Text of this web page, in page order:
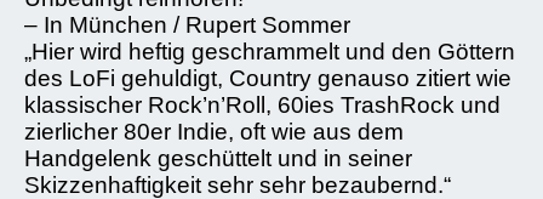
– In München / Rupert Sommer
„Hier wird heftig geschrammelt und den Göttern
des LoFi gehuldigt, Country genauso zitiert wie
klassischer Rock’n’Roll, 60ies TrashRock und
zierlicher 80er Indie, oft wie aus dem
Handgelenk geschüttelt und in seiner
Skizzenhaftigkeit sehr sehr bezaubernd.“